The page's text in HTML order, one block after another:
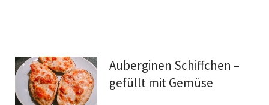
Auberginen Schiffchen –
gefüllt mit Gemüse